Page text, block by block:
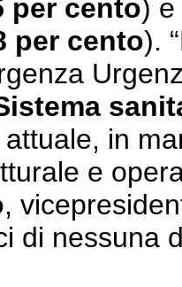
per cento) e
per cento).
attuale, in
e
,
di nessuna